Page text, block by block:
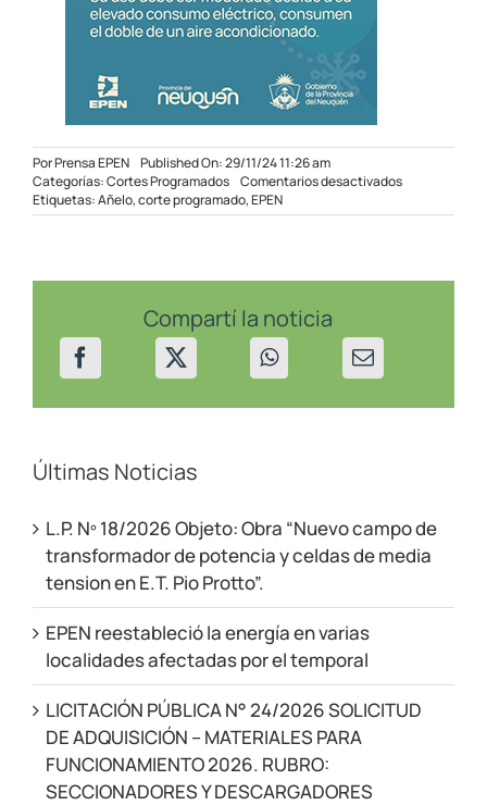
PorPrensa EPEN Published On: 29/11/24 11:26 am
Categorías:Cortes Programados Comentarios desactivadosen
Programado
Etiquetas:Añelo,corte programado,EPEN
Compartí la noticia
Últimas Noticias
L.P. Nº 18/2026 Objeto: Obra “Nuevo campo de
transformador de potencia y celdas de media
tension en E.T. Pio Protto”.
EPEN reestableció la energía en varias
localidades afectadas por el temporal
LICITACIÓN PÚBLICA N° 24/2026 SOLICITUD
DE ADQUISICIÓN – MATERIALES PARA
FUNCIONAMIENTO 2026. RUBRO:
SECCIONADORES Y DESCARGADORES